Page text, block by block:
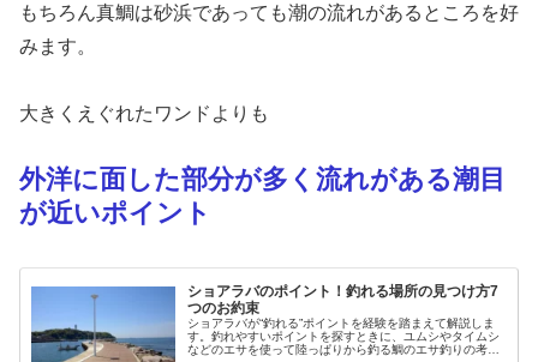
もちろん真鯛は砂浜であっても潮の流れがあるところを好
みます。
大きくえぐれたワンドよりも
外洋に面した部分が多く流れがある潮目
が近いポイント
ショアラバのポイント！釣れる場所の見つけ方7
つのお約束
ショアラバが“釣れる”ポイントを経験を踏まえて解説しま
す。釣れやすいポイントを探すときに、ユムシやタイムシ
などのエサを使って陸っぱりから釣る鯛のエサ釣りの考え